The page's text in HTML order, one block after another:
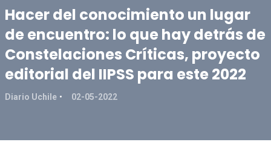
Hacer del conocimiento un lugar
de encuentro: lo que hay detrás de
Constelaciones Críticas, proyecto
editorial del IIPSS para este 2022
Diario Uchile 02-05-2022